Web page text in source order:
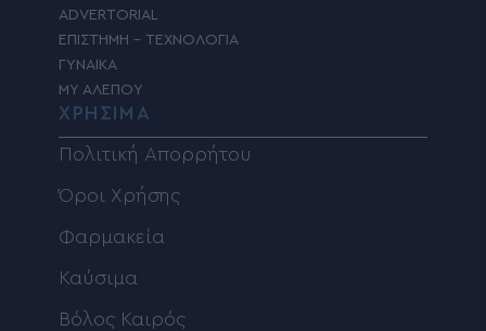
ADVERTORIAL
ΕΠΙΣΤΗΜΗ – ΤΕΧΝΟΛΟΓΙΑ
ΓΥΝΑΙΚΑ
MY ΑΛΕΠΟΥ
ΧΡΗΣΙΜΑ
Πολιτική Απορρήτου
Όροι Χρήσης
Φαρμακεία
Καύσιμα
Βόλος Καιρός